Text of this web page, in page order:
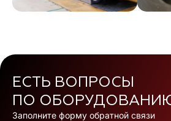
ЕСТЬ ВОПРОСЫ
ПО
Заполните форму обратной связи